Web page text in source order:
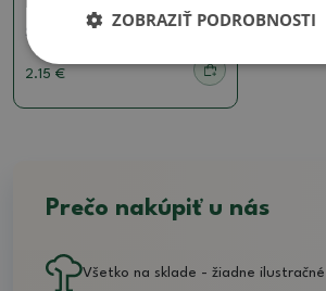
SKU:
2.15 €
Prečo nakúpiť u nás
Všetko na sklade - žiadne
ZOBRAZIŤ PODROBNOSTI